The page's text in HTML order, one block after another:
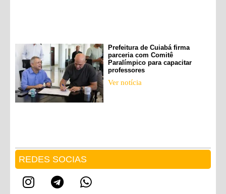
Prefeitura de Cuiabá firma
parceria com Comitê
Paralímpico para capacitar
professores
Ver notícia
REDES SOCIAS